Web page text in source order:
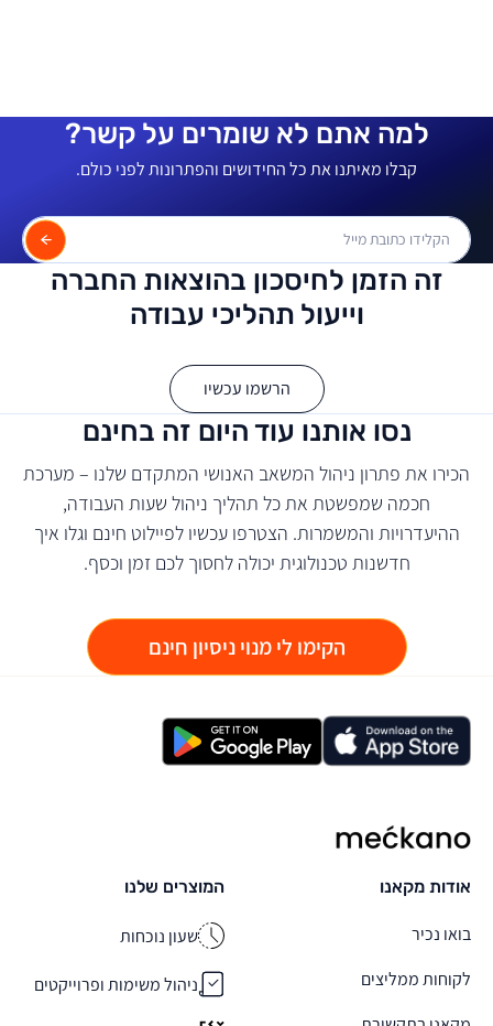
למה אתם לא שומרים על קשר?
קבלו מאיתנו את כל החידושים והפתרונות לפני כולם.
זה הזמן לחיסכון בהוצאות החברה
וייעול תהליכי עבודה
הרשמו עכשיו
נסו אותנו עוד היום זה בחינם
הכירו את פתרון ניהול המשאב האנושי המתקדם שלנו – מערכת
חכמה שמפשטת את כל תהליך ניהול שעות העבודה,
ההיעדרויות והמשמרות. הצטרפו עכשיו לפיילוט חינם וגלו איך
חדשנות טכנולוגית יכולה לחסוך לכם זמן וכסף.
הקימו לי מנוי ניסיון חינם
מקאנו
אודות מקאנו
בואו נכיר
לקוחות ממליצים
המוצרים שלנו
שעון נוכחות
ניהול משימות ופרוייקטים